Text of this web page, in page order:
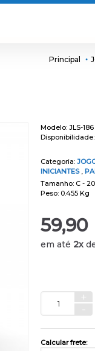
Principal
Modelo: JLS-186
Disponibilidade:
Categoria:
INICIANTES ,
Tamanho: C -
Peso: 0.455 Kg
59,90
em até 2x
+
-
Calcular frete: